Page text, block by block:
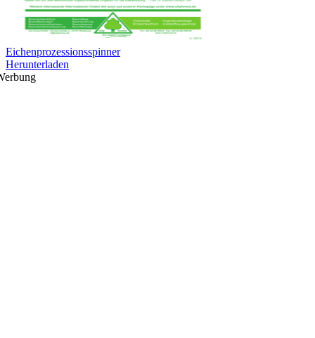
Eichenprozessionsspinner
Herunterladen